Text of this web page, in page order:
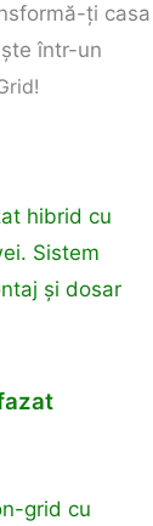
ți casa
într-un